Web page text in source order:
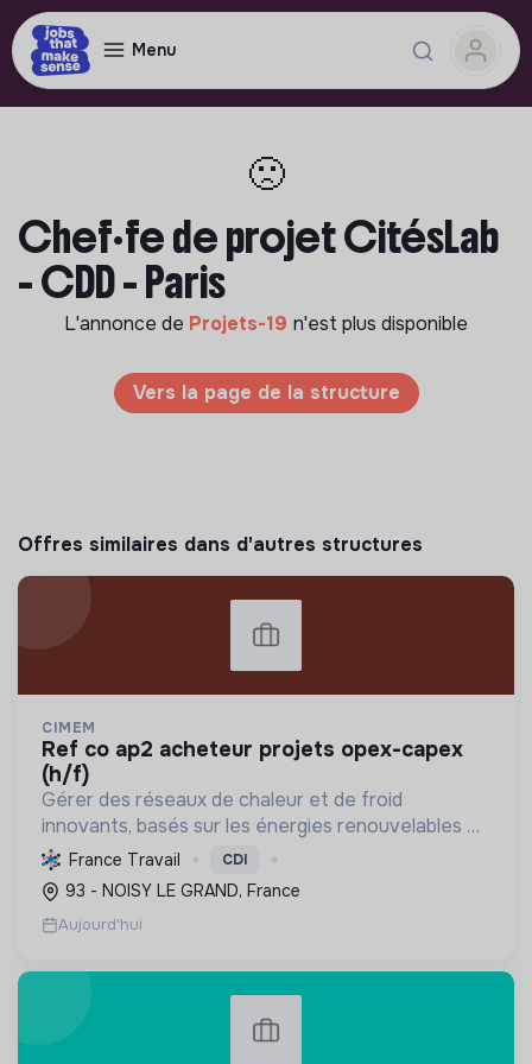
Menu
🙁
Chef·fe de projet CitésLab
- CDD - Paris
L'annonce de Projets-19 n'est plus disponible
Vers la page de la structure
Offres similaires dans d'autres structures
CIMEM
ref co ap2 acheteur projets opex-capex
(h/f)
Gérer des réseaux de chaleur et de froid
innovants, basés sur les énergies renouvelables et
la récupération, pour décarboner l'énergie,
améliorer l'efficacité et réduire les coûts,
contribuant ainsi à...
France Travail CDI
93 - NOISY LE GRAND, France
Aujourd'hui